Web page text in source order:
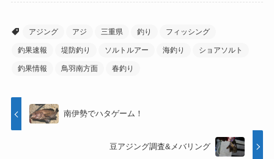
アジング アジ 三重県 釣り フィッシング
釣果速報 堤防釣り ソルトルアー 海釣り ショアソルト
釣果情報 鳥羽南方面 春釣り
南伊勢でハタゲーム！
豆アジング調査&メバリング